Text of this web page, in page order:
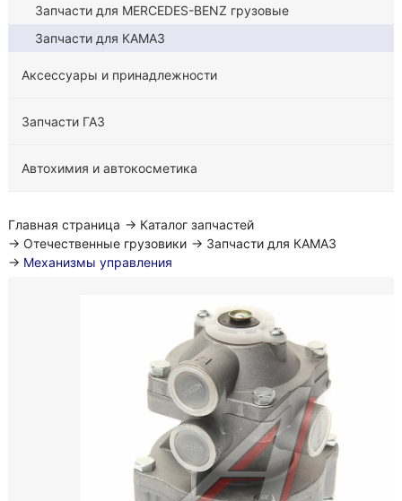
Запчасти для MERCEDES-BENZ грузовые
Запчасти для КАМАЗ
Аксессуары и принадлежности
Запчасти ГАЗ
Автохимия и автокосметика
Главная страница → Каталог запчастей
→ Отечественные грузовики → Запчасти для КАМАЗ
→ Механизмы управления